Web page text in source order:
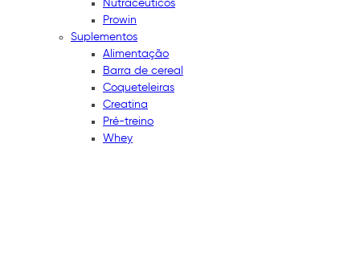
Nutracêuticos
Prowin
Suplementos
Alimentação
Barra de cereal
Coqueteleiras
Creatina
Pré-treino
Whey